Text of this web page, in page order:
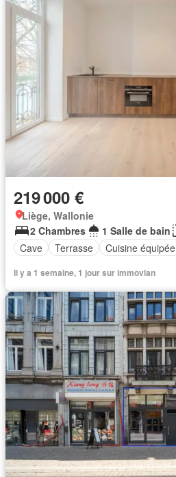
219 000 €
Liège, Wallonie
2 Chambres
1 Salle de bain
Cave
Terrasse Cuisine équipée
Il y a 1 semaine, 1 jour sur immovlan